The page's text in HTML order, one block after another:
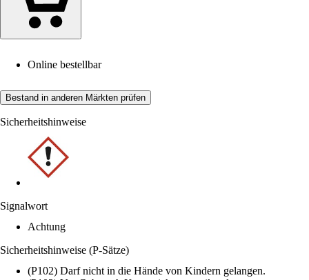
Online bestellbar
Bestand in anderen Märkten prüfen
Sicherheitshinweise
Signalwort
Achtung
Sicherheitshinweise (P-Sätze)
(P102) Darf nicht in die Hände von Kindern gelangen.